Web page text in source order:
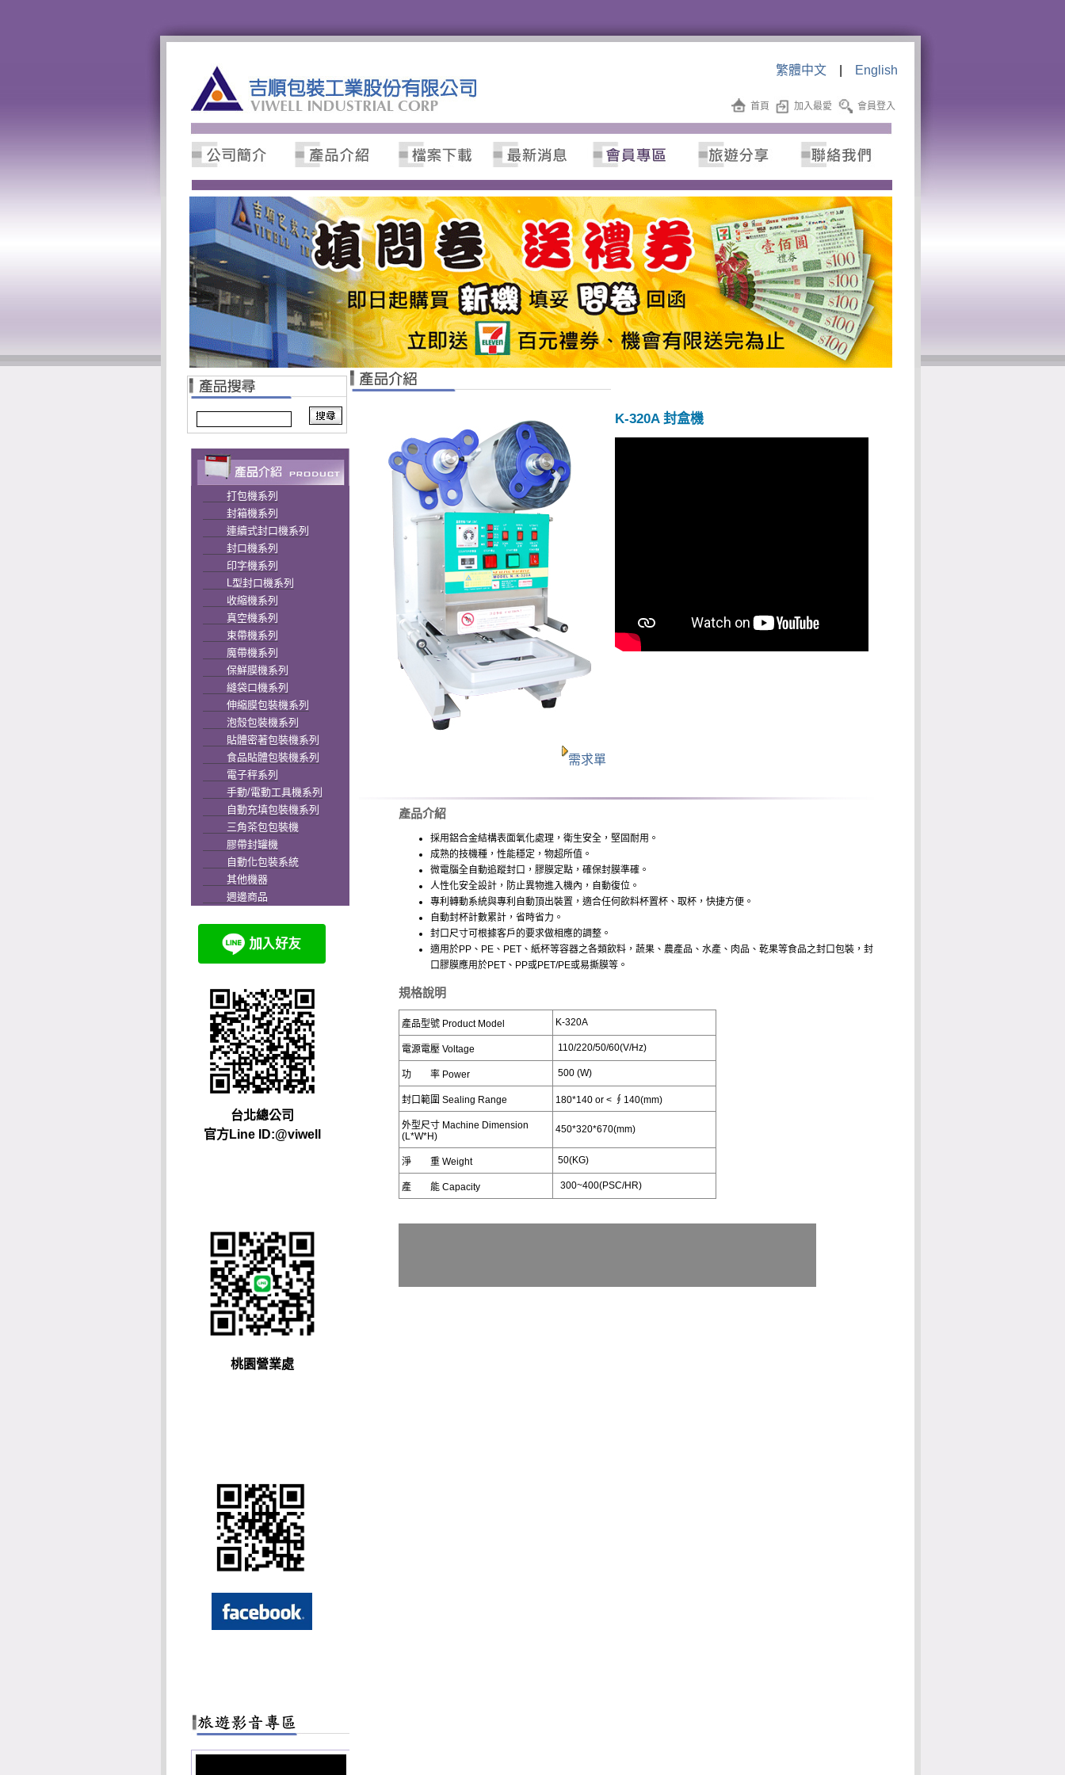
繁體中文| English
首頁 加入最愛 會員登入
打包機系列
封箱機系列
連續式封口機系列
封口機系列
印字機系列
L型封口機系列
收縮機系列
真空機系列
束帶機系列
魔帶機系列
保鮮膜機系列
縫袋口機系列
伸縮膜包裝機系列
泡殼包裝機系列
貼體密著包裝機系列
食品貼體包裝機系列
電子秤系列
手動/電動工具機系列
自動充填包裝機系列
三角茶包包裝機
膠帶封罐機
自動化包裝系統
其他機器
週邊商品
台北總公司
官方Line ID:@viwell
桃園營業處
需求單
K-320A 封盒機
產品介紹
採用鋁合金結構表面氧化處理，衛生安全，堅固耐用。
成熟的技機種，性能穩定，物超所值。
微電腦全自動追蹤封口，膠膜定點，確保封膜準確。
人性化安全設計，防止異物進入機內，自動復位。
專利轉動系統與專利自動頂出裝置，適合任何飲料杯置杯、取杯，快捷方便。
自動封杯計數累計，省時省力。
封口尺寸可根據客戶的要求做相應的調整。
適用於PP、PE、PET、紙杯等容器之各類飲料，蔬果、農產品、水產、肉品、乾果等食品之封口包裝，封
口膠膜應用於PET、PP或PET/PE或易撕膜等。
規格說明
產品型號 Product Model K-320A
電源電壓 Voltage 110/220/50/60(V/Hz)
功 率 Power 500 (W)
封口範圍 Sealing Range 180*140 or < ∮140(mm)
外型尺寸 Machine Dimension
(L*W*H)
450*320*670(mm)
淨 重 Weight 50(KG)
產 能 Capacity 300~400(PSC/HR)